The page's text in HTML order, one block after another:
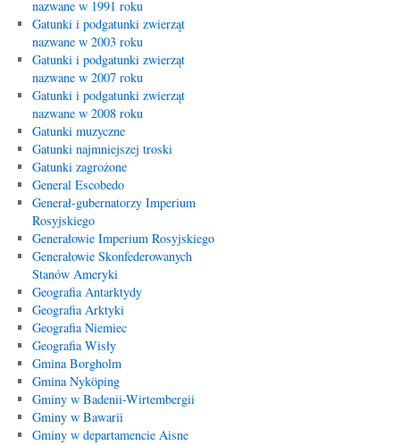
nazwane w 1991 roku
Gatunki i podgatunki zwierząt
nazwane w 2003 roku
Gatunki i podgatunki zwierząt
nazwane w 2007 roku
Gatunki i podgatunki zwierząt
nazwane w 2008 roku
Gatunki muzyczne
Gatunki najmniejszej troski
Gatunki zagrożone
General Escobedo
Generał-gubernatorzy Imperium
Rosyjskiego
Generałowie Imperium Rosyjskiego
Generałowie Skonfederowanych
Stanów Ameryki
Geografia Antarktydy
Geografia Arktyki
Geografia Niemiec
Geografia Wisły
Gmina Borgholm
Gmina Nyköping
Gminy w Badenii-Wirtembergii
Gminy w Bawarii
Gminy w departamencie Aisne